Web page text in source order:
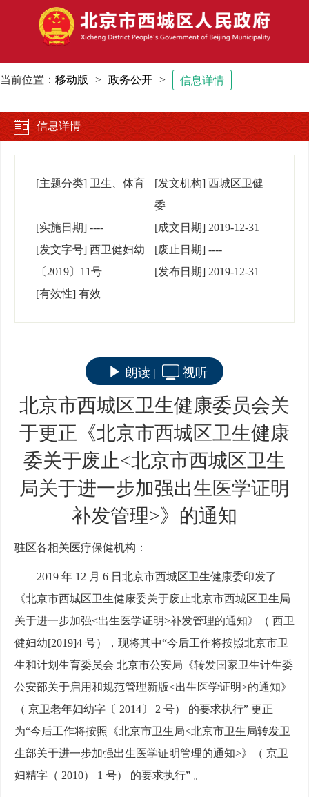
当前位置： 移动版 > 政务公开 > 信息详情
信息详情
[主题分类] 卫生、体育 [发文机构] 西城区卫健
委
[实施日期] ---- [成文日期] 2019-12-31
[发文字号] 西卫健妇幼
〔2019〕11号
[废止日期] ----
[发布日期] 2019-12-31
[有效性] 有效
朗读 | 视听
北京市西城区卫生健康委员会关
于更正《北京市西城区卫生健康
委关于废止<北京市西城区卫生
局关于进一步加强出生医学证明
补发管理>》的通知
驻区各相关医疗保健机构：
2019 年 12 月 6 日北京市西城区卫生健康委印发了
《北京市西城区卫生健康委关于废止北京市西城区卫生局
关于进一步加强<出生医学证明>补发管理的通知》（ 西卫
健妇幼[2019]4 号），现将其中“今后工作将按照北京市卫
生和计划生育委员会 北京市公安局《转发国家卫生计生委
公安部关于启用和规范管理新版<出生医学证明>的通知》
（ 京卫老年妇幼字〔 2014〕 2 号） 的要求执行” 更正
为“今后工作将按照《北京市卫生局<北京市卫生局转发卫
生部关于进一步加强出生医学证明管理的通知>》（ 京卫
妇精字（ 2010） 1 号） 的要求执行” 。